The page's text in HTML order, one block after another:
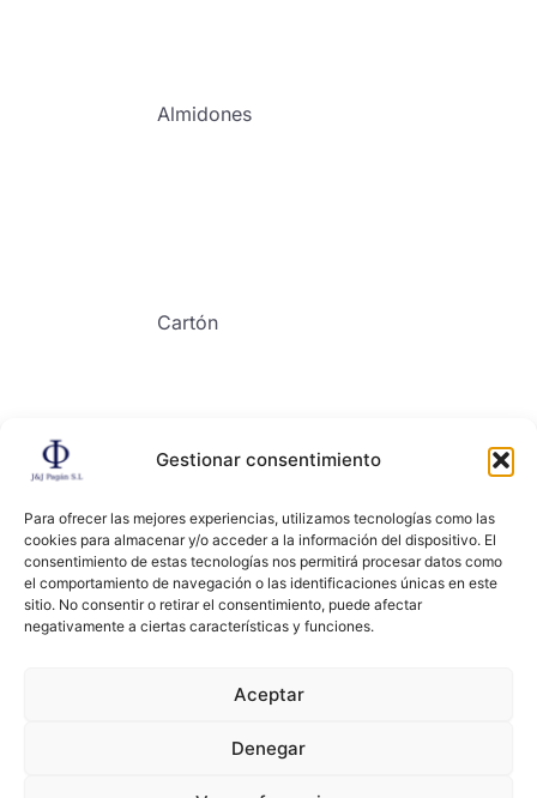
Gestionar consentimiento
Para ofrecer las mejores experiencias, utilizamos tecnologías como las
cookies para almacenar y/o acceder a la información del dispositivo. El
consentimiento de estas tecnologías nos permitirá procesar datos como
el comportamiento de navegación o las identificaciones únicas en este
sitio. No consentir o retirar el consentimiento, puede afectar
negativamente a ciertas características y funciones.
Aceptar
Denegar
Almidones
Cartón
Copyright ©2024, All right reserved. JYJ PAGAN
Términos y condiciones Políticas de privacidad